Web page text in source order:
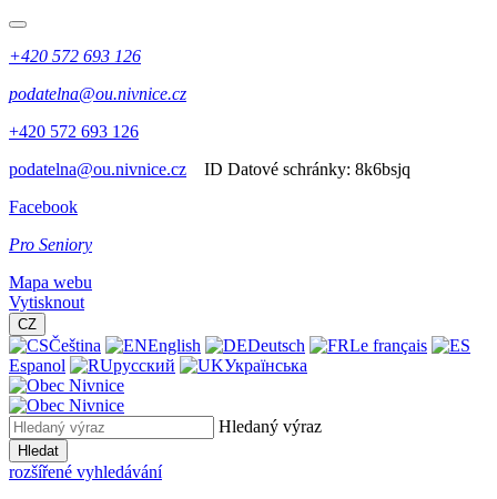
+420 572 693 126
podatelna@ou.nivnice.cz
+420 572 693 126
podatelna@ou.nivnice.cz
ID Datové schránky: 8k6bsjq
Facebook
Pro Seniory
Mapa webu
Vytisknout
CZ
Čeština English Deutsch
Le français
Espanol
русский Українська
Hledaný výraz
Hledat
rozšířené vyhledávání